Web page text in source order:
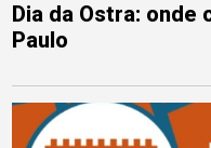
Dia da Ostra: onde
Paulo